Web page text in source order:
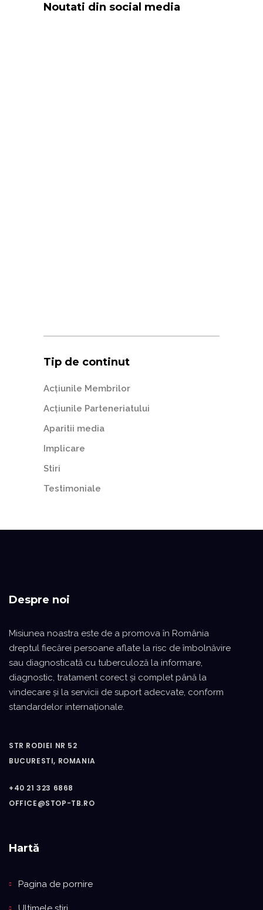
Noutati din social media
Tip de continut
Acțiunile Membrilor
Acțiunile Parteneriatului
Aparitii media
Implicare
Stiri
Testimoniale
Despre noi
Misiunea noastra este de a promova în România
dreptul fiecărei persoane aflate la risc de îmbolnăvire
sau diagnosticată cu tuberculoză la informare,
diagnostic, tratament corect şi complet până la
vindecare şi la servicii de suport adecvate, conform
standardelor internaţionale.
STR RODIEI NR 52
BUCURESTI, ROMANIA
+40 21 323 6868
OFFICE@STOP-TB.RO
Hartă
Pagina de pornire